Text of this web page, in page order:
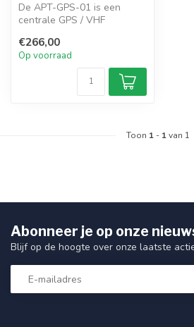
De APT-GPS-01 is een
centrale GPS / VHF
TPI schroefdraa...
€266,00
Op voorraad
Toon 1 - 1van 1
Abonneer je op onze
Blijf op de hoogte over onze laatste